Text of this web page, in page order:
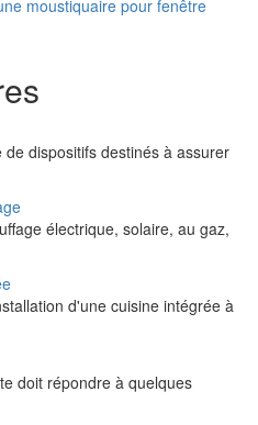
moustiquaire pour fenêtre
dispositifs destinés à assurer
électrique, solaire, au gaz,
d'une cuisine intégrée à
doit répondre à quelques